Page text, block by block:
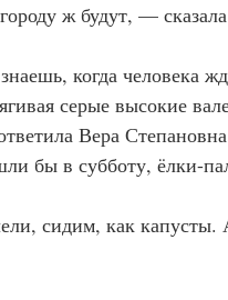
ж будут, —
когда человека
серые высокие
Вера
бы в субботу, ёлки-
сидим, как капусты.